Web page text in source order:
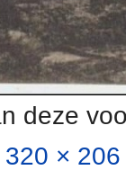
deze
320 ×